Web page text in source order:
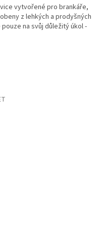
vytvořené pro brankáře,
z lehkých a prodyšných
na svůj důležitý úkol -